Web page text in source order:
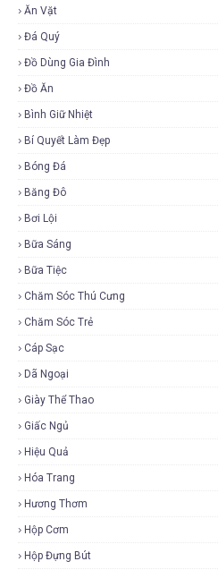
Ăn Vặt
Đá Quý
Đồ Dùng Gia Đình
Đồ Ăn
Bình Giữ Nhiệt
Bí Quyết Làm Đẹp
Bóng Đá
Băng Đô
Bơi Lội
Bữa Sáng
Bữa Tiệc
Chăm Sóc Thú Cưng
Chăm Sóc Trẻ
Cáp Sạc
Dã Ngoại
Giày Thể Thao
Giấc Ngủ
Hiệu Quả
Hóa Trang
Hương Thơm
Hộp Cơm
Hộp Đựng Bút